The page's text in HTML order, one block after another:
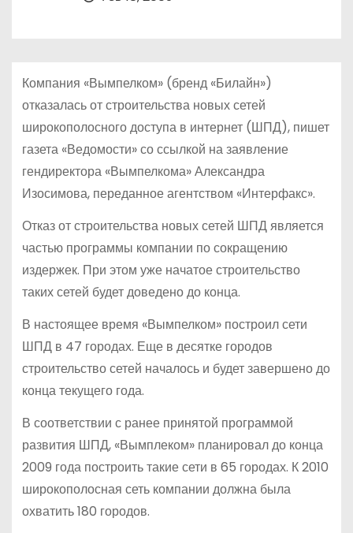
Компания «Вымпелком» (бренд «Билайн»)
отказалась от строительства новых сетей
широкополосного доступа в интернет (ШПД), пишет
газета «Ведомости» со ссылкой на заявление
гендиректора «Вымпелкома» Александра
Изосимова, переданное агентством «Интерфакс».
Отказ от строительства новых сетей ШПД является
частью программы компании по сокращению
издержек. При этом уже начатое строительство
таких сетей будет доведено до конца.
В настоящее время «Вымпелком» построил сети
ШПД в 47 городах. Еще в десятке городов
строительство сетей началось и будет завершено до
конца текущего года.
В соответствии с ранее принятой программой
развития ШПД, «Вымплеком» планировал до конца
2009 года построить такие сети в 65 городах. К 2010
широкополосная сеть компании должна была
охватить 180 городов.